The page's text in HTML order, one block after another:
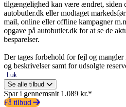
tilgængelighed kan være ændret, siden
autobutler.dk eller modtaget
mail, online eller offline kampagner
opgave på autobutler.dk for at se de
besparelser.
Der tages forbehold for fejl og
og beskrivelser samt for udsolgte
Luk
Se alle tilbud
Spar i gennemsnit 1.089 kr.*
Få tilbud